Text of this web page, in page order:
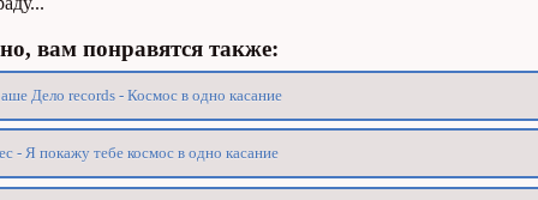
вам понравятся также:
Дело records - Космос в одно касание
- Я покажу тебе космос в одно касание